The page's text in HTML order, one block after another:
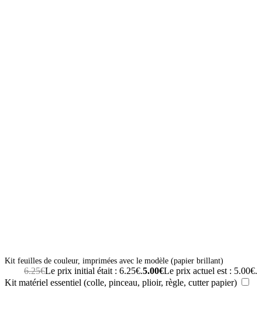
Kit feuilles de couleur, imprimées avec le modèle (papier brillant)
6.25€Le prix initial était : 6.25€.5.00€Le prix actuel est : 5.00€.
Kit matériel essentiel (colle, pinceau, plioir, règle, cutter papier)